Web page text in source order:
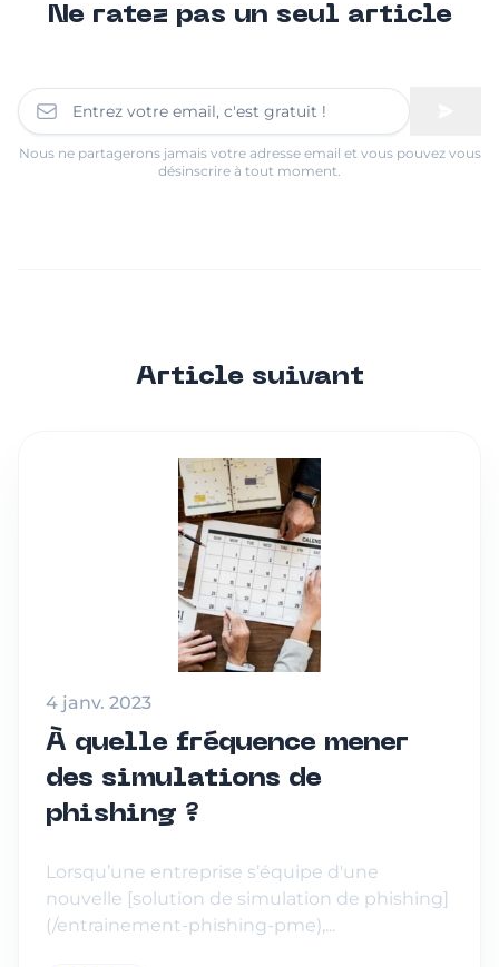
Ne ratez pas un seul article
Nous ne partagerons jamais votre adresse email et vous pouvez vous
désinscrire à tout moment.
Article suivant
4 janv. 2023
À quelle fréquence mener
des simulations de
phishing ?
Lorsqu’une entreprise s’équipe d'une
nouvelle [solution de simulation de phishing]
(/entrainement-phishing-pme),...